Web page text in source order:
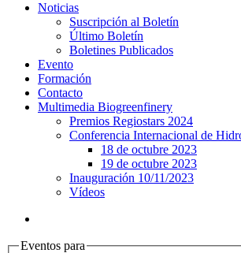
Noticias
Suscripción al Boletín
Último Boletín
Boletines Publicados
Evento
Formación
Contacto
Multimedia Biogreenfinery
Premios Regiostars 2024
Conferencia Internacional de
18 de octubre 2023
19 de octubre 2023
Inauguración 10/11/2023
Vídeos
Eventos para